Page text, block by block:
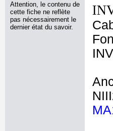
Attention, le contenu de
cette fiche ne reflète
pas nécessairement le
dernier état du savoir.